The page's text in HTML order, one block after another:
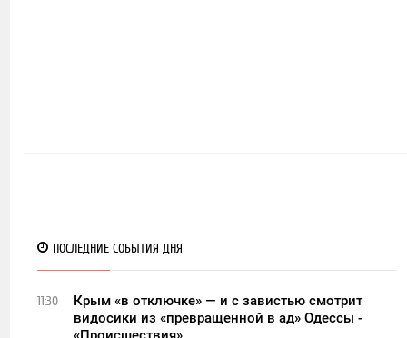
ПОСЛЕДНИЕ СОБЫТИЯ ДНЯ
11:30
Крым «в отключке» — и с завистью смотрит
видосики из «превращенной в ад» Одессы -